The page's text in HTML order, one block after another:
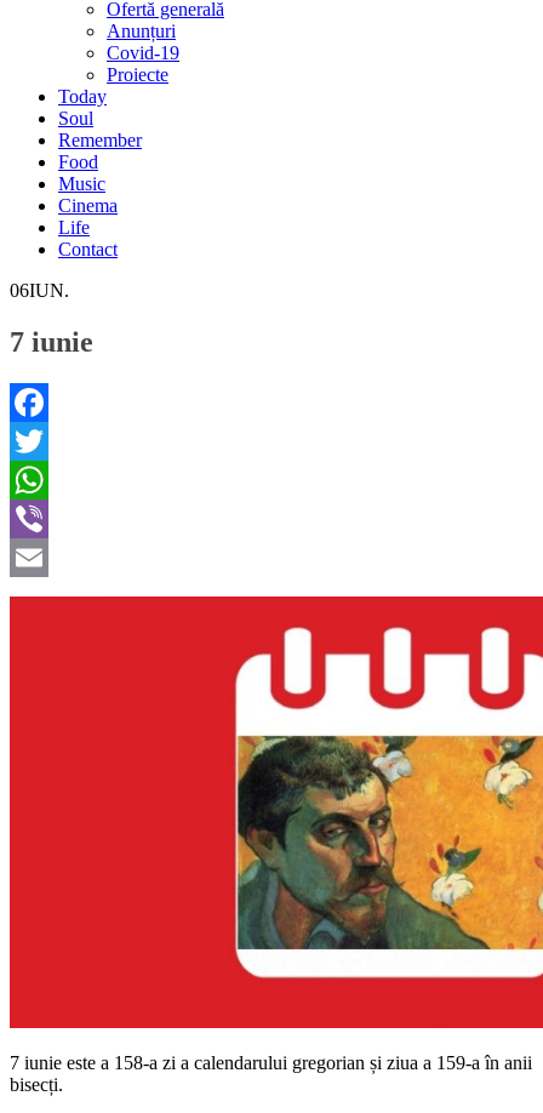
Ofertă generală
Anunțuri
Covid-19
Proiecte
Today
Soul
Remember
Food
Music
Cinema
Life
Contact
06IUN.
7 iunie
Facebook
Twitter
WhatsApp
Viber
Email
7 iunie este a 158-a zi a calendarului gregorian și ziua a 159-a în anii
bisecți.